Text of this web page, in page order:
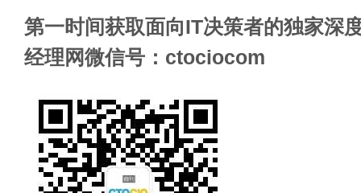
第一时间获取面向IT决策者的独家深
经理网微信号：ctociocom